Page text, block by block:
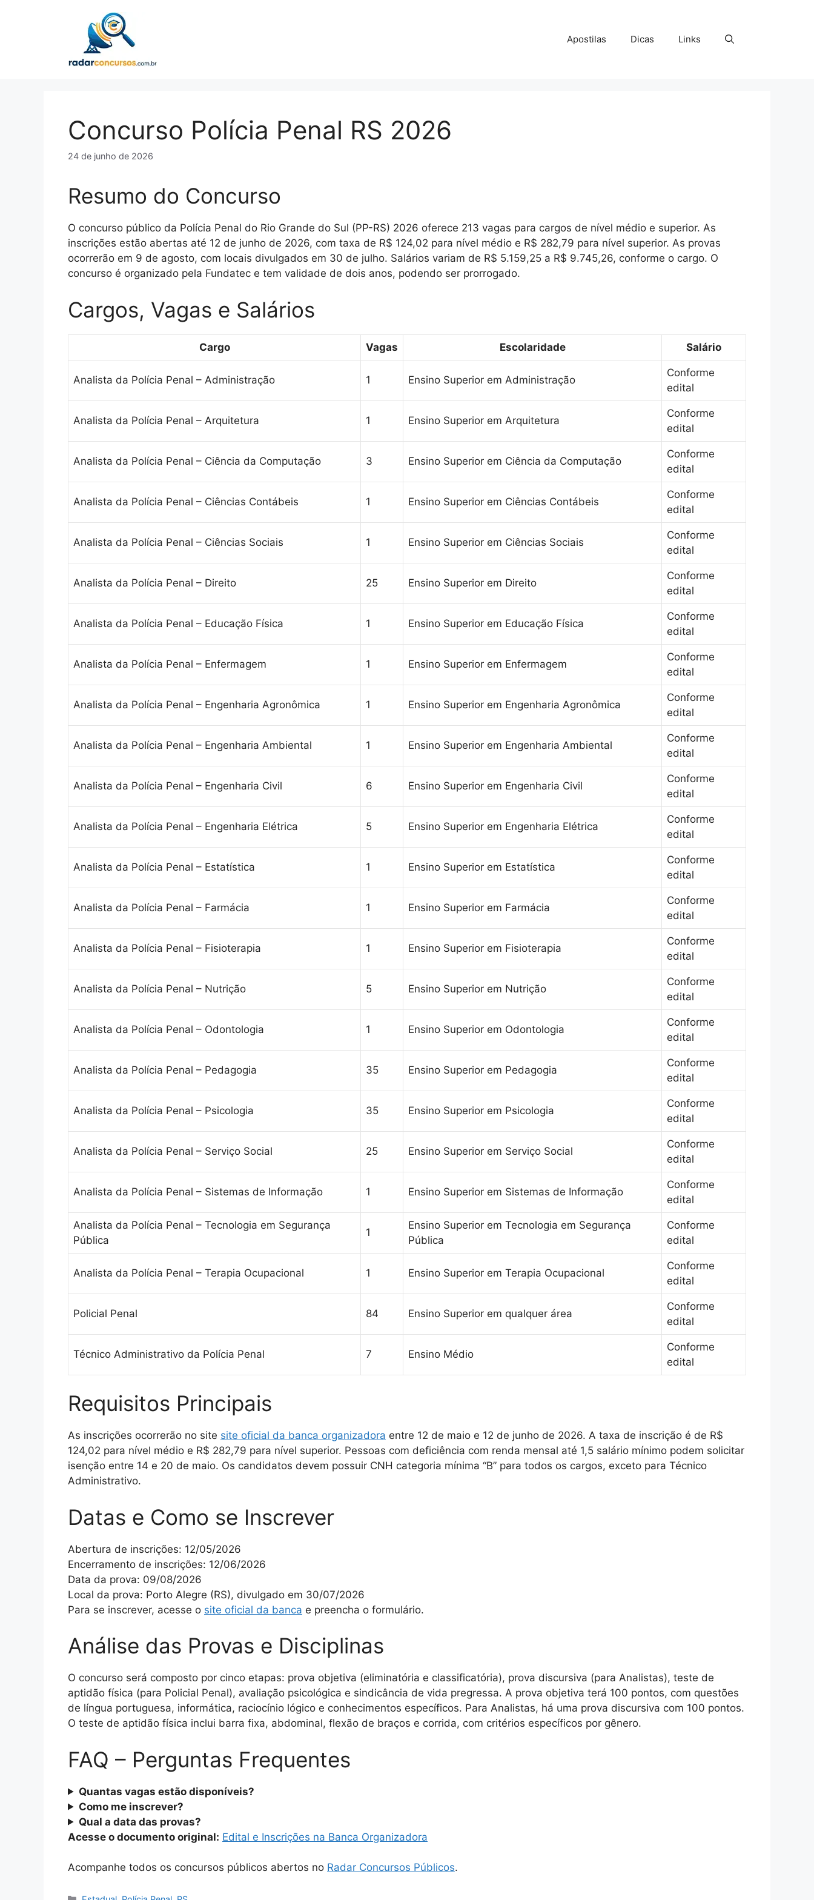
Apostilas Dicas Links
Concurso Polícia Penal RS 2026
24 de junho de 2026
Resumo do Concurso
O concurso público da Polícia Penal do Rio Grande do Sul (PP-RS) 2026 oferece 213 vagas para cargos de nível médio e superior. As
inscrições estão abertas até 12 de junho de 2026, com taxa de R$ 124,02 para nível médio e R$ 282,79 para nível superior. As provas
ocorrerão em 9 de agosto, com locais divulgados em 30 de julho. Salários variam de R$ 5.159,25 a R$ 9.745,26, conforme o cargo. O
concurso é organizado pela Fundatec e tem validade de dois anos, podendo ser prorrogado.
Cargos, Vagas e Salários
Cargo Vagas Escolaridade Salário
Analista da Polícia Penal – Administração 1 Ensino Superior em Administração
Conforme
edital
Analista da Polícia Penal – Arquitetura 1 Ensino Superior em Arquitetura
Conforme
edital
Analista da Polícia Penal – Ciência da Computação 3 Ensino Superior em Ciência da Computação
Conforme
edital
Analista da Polícia Penal – Ciências Contábeis 1 Ensino Superior em Ciências Contábeis
Conforme
edital
Analista da Polícia Penal – Ciências Sociais 1 Ensino Superior em Ciências Sociais
Conforme
edital
Analista da Polícia Penal – Direito 25 Ensino Superior em Direito
Conforme
edital
Analista da Polícia Penal – Educação Física 1 Ensino Superior em Educação Física
Conforme
edital
Analista da Polícia Penal – Enfermagem 1 Ensino Superior em Enfermagem
Conforme
edital
Analista da Polícia Penal – Engenharia Agronômica 1 Ensino Superior em Engenharia Agronômica
Conforme
edital
Analista da Polícia Penal – Engenharia Ambiental 1 Ensino Superior em Engenharia Ambiental
Conforme
edital
Analista da Polícia Penal – Engenharia Civil 6 Ensino Superior em Engenharia Civil
Conforme
edital
Analista da Polícia Penal – Engenharia Elétrica 5 Ensino Superior em Engenharia Elétrica
Conforme
edital
Analista da Polícia Penal – Estatística 1 Ensino Superior em Estatística
Conforme
edital
Analista da Polícia Penal – Farmácia 1 Ensino Superior em Farmácia
Conforme
edital
Analista da Polícia Penal – Fisioterapia 1 Ensino Superior em Fisioterapia
Conforme
edital
Analista da Polícia Penal – Nutrição 5 Ensino Superior em Nutrição
Conforme
edital
Analista da Polícia Penal – Odontologia 1 Ensino Superior em Odontologia
Conforme
edital
Analista da Polícia Penal – Pedagogia 35 Ensino Superior em Pedagogia
Conforme
edital
Analista da Polícia Penal – Psicologia 35 Ensino Superior em Psicologia
Conforme
edital
Analista da Polícia Penal – Serviço Social 25 Ensino Superior em Serviço Social
Conforme
edital
Analista da Polícia Penal – Sistemas de Informação 1 Ensino Superior em Sistemas de Informação
Conforme
edital
Analista da Polícia Penal – Tecnologia em Segurança
Pública
1
Ensino Superior em Tecnologia em Segurança
Pública
Conforme
edital
Analista da Polícia Penal – Terapia Ocupacional 1 Ensino Superior em Terapia Ocupacional
Conforme
edital
Policial Penal 84 Ensino Superior em qualquer área
Conforme
edital
Técnico Administrativo da Polícia Penal 7 Ensino Médio
Conforme
edital
Requisitos Principais
As inscrições ocorrerão no site site oficial da banca organizadora entre 12 de maio e 12 de junho de 2026. A taxa de inscrição é de R$
124,02 para nível médio e R$ 282,79 para nível superior. Pessoas com deficiência com renda mensal até 1,5 salário mínimo podem solicitar
isenção entre 14 e 20 de maio. Os candidatos devem possuir CNH categoria mínima “B” para todos os cargos, exceto para Técnico
Administrativo.
Datas e Como se Inscrever
Abertura de inscrições: 12/05/2026
Encerramento de inscrições: 12/06/2026
Data da prova: 09/08/2026
Local da prova: Porto Alegre (RS), divulgado em 30/07/2026
Para se inscrever, acesse o site oficial da banca e preencha o formulário.
Análise das Provas e Disciplinas
O concurso será composto por cinco etapas: prova objetiva (eliminatória e classificatória), prova discursiva (para Analistas), teste de
aptidão física (para Policial Penal), avaliação psicológica e sindicância de vida pregressa. A prova objetiva terá 100 pontos, com questões
de língua portuguesa, informática, raciocínio lógico e conhecimentos específicos. Para Analistas, há uma prova discursiva com 100 pontos.
O teste de aptidão física inclui barra fixa, abdominal, flexão de braços e corrida, com critérios específicos por gênero.
FAQ – Perguntas Frequentes
Quantas vagas estão disponíveis?
Como me inscrever?
Qual a data das provas?
Acesse o documento original: Edital e Inscrições na Banca Organizadora
Acompanhe todos os concursos públicos abertos no Radar Concursos Públicos.